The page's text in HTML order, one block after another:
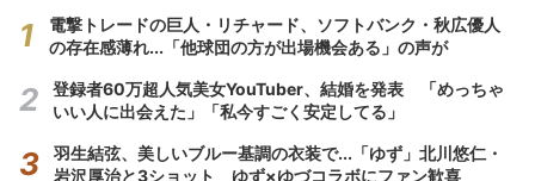
電撃トレードの巨人・リチャード、ソフトバンク・秋広優人
の存在感薄れ...「他球団の方が出場機会ある」の声が
登録者60万超人気美女YouTuber、結婚を発表 「めっちゃ
いい人に出会えた」「私今すごく安定してる」
羽生結弦、美しいブルー基調の衣装で...「ゆず」北川悠仁・
岩沢厚治と3ショット ゆず×ゆづコラボにファン歓喜